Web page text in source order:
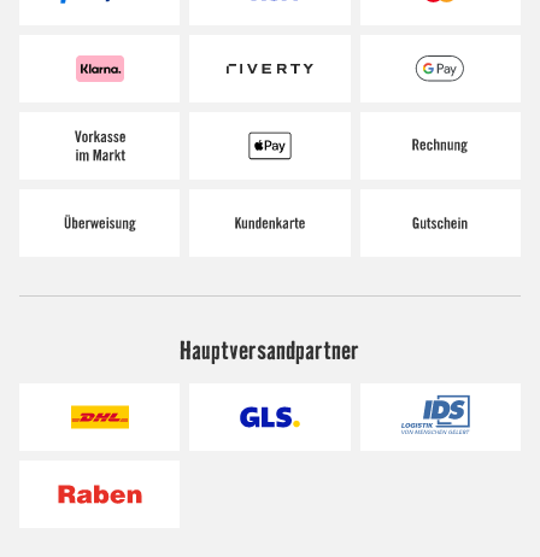
Hauptversandpartner